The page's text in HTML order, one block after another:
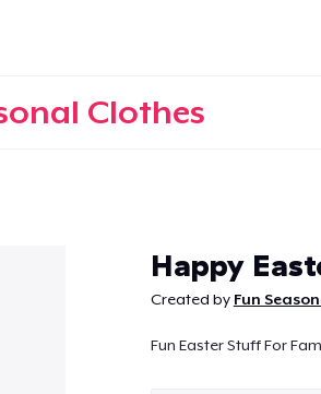
Clothes
Happy
Created by Fun
Fun Easter Stuff For